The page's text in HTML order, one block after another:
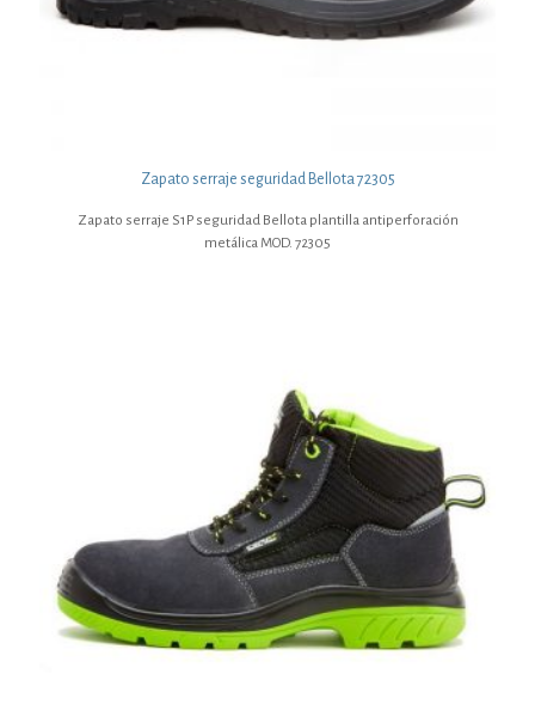
Zapato serraje seguridad Bellota 72305
Zapato serraje S1P seguridad Bellota plantilla antiperforación
metálica MOD. 72305